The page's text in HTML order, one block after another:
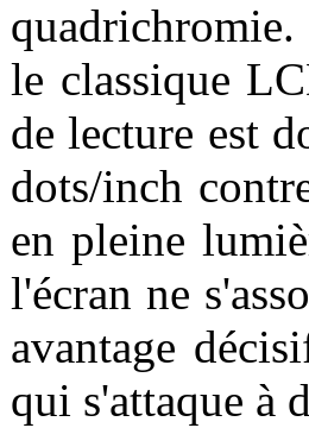
le classique
de lecture est
dots/inch
en pleine
l'écran ne
avantage
qui s'attaque à